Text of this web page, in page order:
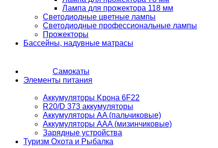
Лампа для прожектора 118 мм
Светодиодные цветные лампы
Светодиодные профессиональные лампы
Прожекторы
Бассейны, надувные матрасы
Самокаты
Элементы питания
Аккумуляторы Kрона 6F22
R20/D 373 аккумуляторы
Аккумуляторы AA (пальчиковые)
Аккумуляторы AAA (мизинчиковые)
Зарядные устройства
Туризм Охота и Рыбалка